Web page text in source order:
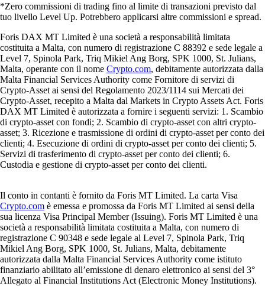
*Zero commissioni di trading fino al limite di transazioni previsto dal
tuo livello Level Up. Potrebbero applicarsi altre commissioni e spread.
Foris DAX MT Limited è una società a responsabilità limitata
costituita a Malta, con numero di registrazione C 88392 e sede legale a
Level 7, Spinola Park, Triq Mikiel Ang Borg, SPK 1000, St. Julians,
Malta, operante con il nome Crypto.com, debitamente autorizzata dalla
Malta Financial Services Authority come Fornitore di servizi di
Crypto-Asset ai sensi del Regolamento 2023/1114 sui Mercati dei
Crypto-Asset, recepito a Malta dal Markets in Crypto Assets Act. Foris
DAX MT Limited è autorizzata a fornire i seguenti servizi: 1. Scambio
di crypto-asset con fondi; 2. Scambio di crypto-asset con altri crypto-
asset; 3. Ricezione e trasmissione di ordini di crypto-asset per conto dei
clienti; 4. Esecuzione di ordini di crypto-asset per conto dei clienti; 5.
Servizi di trasferimento di crypto-asset per conto dei clienti; 6.
Custodia e gestione di crypto-asset per conto dei clienti.
Il conto in contanti è fornito da Foris MT Limited. La carta Visa
Crypto.com è emessa e promossa da Foris MT Limited ai sensi della
sua licenza Visa Principal Member (Issuing). Foris MT Limited è una
società a responsabilità limitata costituita a Malta, con numero di
registrazione C 90348 e sede legale al Level 7, Spinola Park, Triq
Mikiel Ang Borg, SPK 1000, St. Julians, Malta, debitamente
autorizzata dalla Malta Financial Services Authority come istituto
finanziario abilitato all’emissione di denaro elettronico ai sensi del 3°
Allegato al Financial Institutions Act (Electronic Money Institutions).